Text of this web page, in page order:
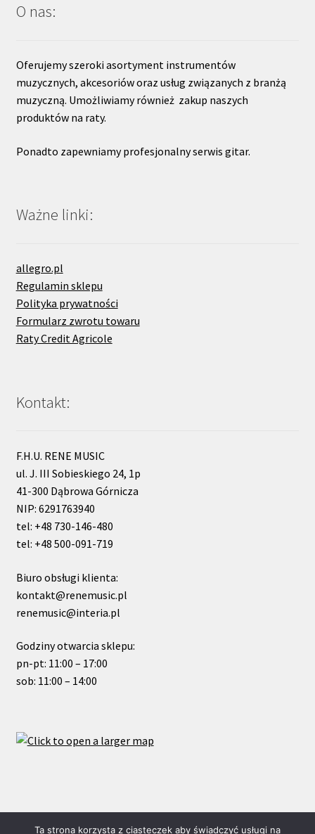
O nas:
Oferujemy szeroki asortyment instrumentów
muzycznych, akcesoriów oraz usług związanych z branżą
muzyczną. Umożliwiamy również zakup naszych
produktów na raty.
Ponadto zapewniamy profesjonalny serwis gitar.
Ważne linki:
allegro.pl
Regulamin sklepu
Polityka prywatności
Formularz zwrotu towaru
Raty Credit Agricole
Kontakt:
F.H.U. RENE MUSIC
ul. J. III Sobieskiego 24, 1p
41-300 Dąbrowa Górnicza
NIP: 6291763940
tel: +48 730-146-480
tel: +48 500-091-719
Biuro obsługi klienta:
kontakt@renemusic.pl
renemusic@interia.pl
Godziny otwarcia sklepu:
pn-pt: 11:00 – 17:00
sob: 11:00 – 14:00
© ReneMusic 2020 Powered by Michal Zalas
Ta strona korzysta z ciasteczek aby świadczyć usługi na